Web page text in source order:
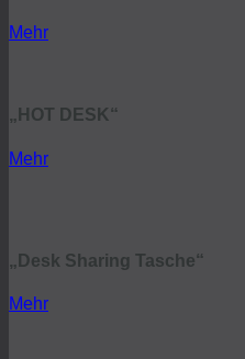
Mehr
„HOT DESK“
Mehr
„Desk Sharing Tasche“
Mehr